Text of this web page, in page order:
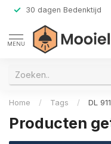
30 dagen Bedenktijd
MENU
Home / Tags / DL
Producten